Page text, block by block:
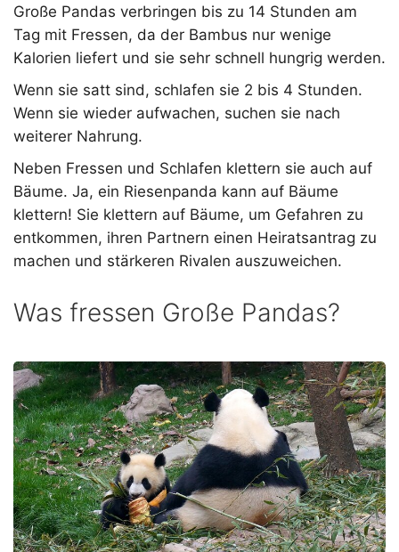
Große Pandas verbringen bis zu 14 Stunden am
Tag mit Fressen, da der Bambus nur wenige
Kalorien liefert und sie sehr schnell hungrig werden.
Wenn sie satt sind, schlafen sie 2 bis 4 Stunden.
Wenn sie wieder aufwachen, suchen sie nach
weiterer Nahrung.
Neben Fressen und Schlafen klettern sie auch auf
Bäume. Ja, ein Riesenpanda kann auf Bäume
klettern! Sie klettern auf Bäume, um Gefahren zu
entkommen, ihren Partnern einen Heiratsantrag zu
machen und stärkeren Rivalen auszuweichen.
Was fressen Große Pandas?